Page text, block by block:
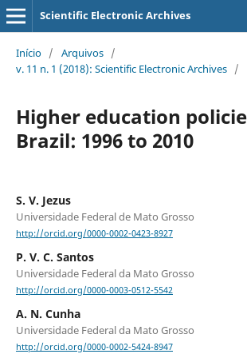
Scientific Electronic Archives
Início / Arquivos /
v. 11 n. 1 (2018): Scientific Electronic Archives /
Higher education
Brazil: 1996 to 2010
S. V. Jezus
Universidade Federal de Mato Grosso
http://orcid.org/0000-0002-0423-8927
P. V. C. Santos
Universidade Federal da Mato Grosso
http://orcid.org/0000-0003-0512-5542
A. N. Cunha
Universidade Federal da Mato Grosso
http://orcid.org/0000-0002-5424-8947